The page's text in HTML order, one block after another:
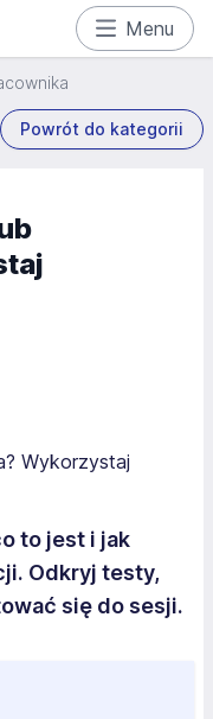
Menu
Powrót do kategorii
to jest i jak
Odkryj testy,
się do sesji.